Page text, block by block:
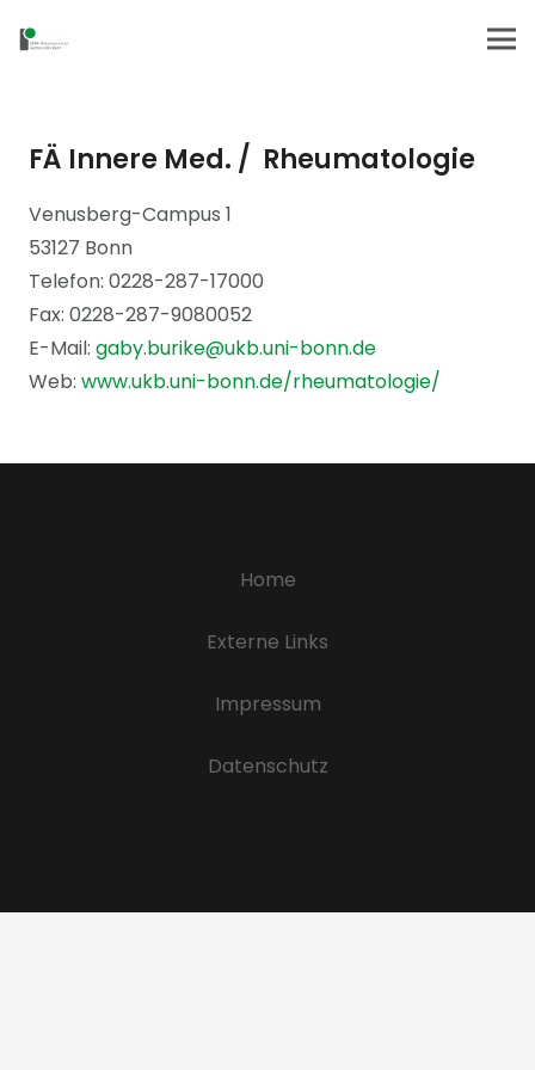
FÄ Innere Med. / Rheumatologie
Venusberg-Campus 1
53127 Bonn
Telefon: 0228-287-17000
Fax: 0228-287-9080052
E-Mail: gaby.burike@ukb.uni-bonn.de
Web: www.ukb.uni-bonn.de/rheumatologie/
Home
Externe Links
Impressum
Datenschutz